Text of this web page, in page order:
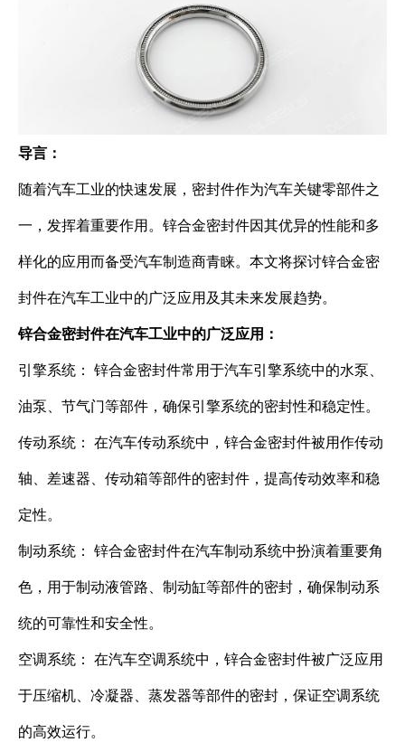
导言：
随着汽车工业的快速发展，密封件作为汽车关键零部件之
一，发挥着重要作用。锌合金密封件因其优异的性能和多
样化的应用而备受汽车制造商青睐。本文将探讨锌合金密
封件在汽车工业中的广泛应用及其未来发展趋势。
锌合金密封件在汽车工业中的广泛应用：
引擎系统： 锌合金密封件常用于汽车引擎系统中的水泵、
油泵、节气门等部件，确保引擎系统的密封性和稳定性。
传动系统： 在汽车传动系统中，锌合金密封件被用作传动
轴、差速器、传动箱等部件的密封件，提高传动效率和稳
定性。
制动系统： 锌合金密封件在汽车制动系统中扮演着重要角
色，用于制动液管路、制动缸等部件的密封，确保制动系
统的可靠性和安全性。
空调系统： 在汽车空调系统中，锌合金密封件被广泛应用
于压缩机、冷凝器、蒸发器等部件的密封，保证空调系统
的高效运行。